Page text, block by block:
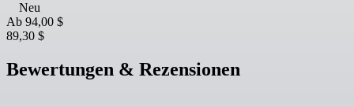
Neu
Ab 94,00 $
89,30 $
Bewertungen & Rezensionen